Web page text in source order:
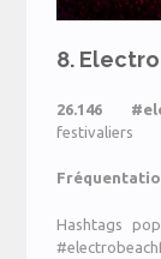
8.
26.146
festivaliers
Hashtags